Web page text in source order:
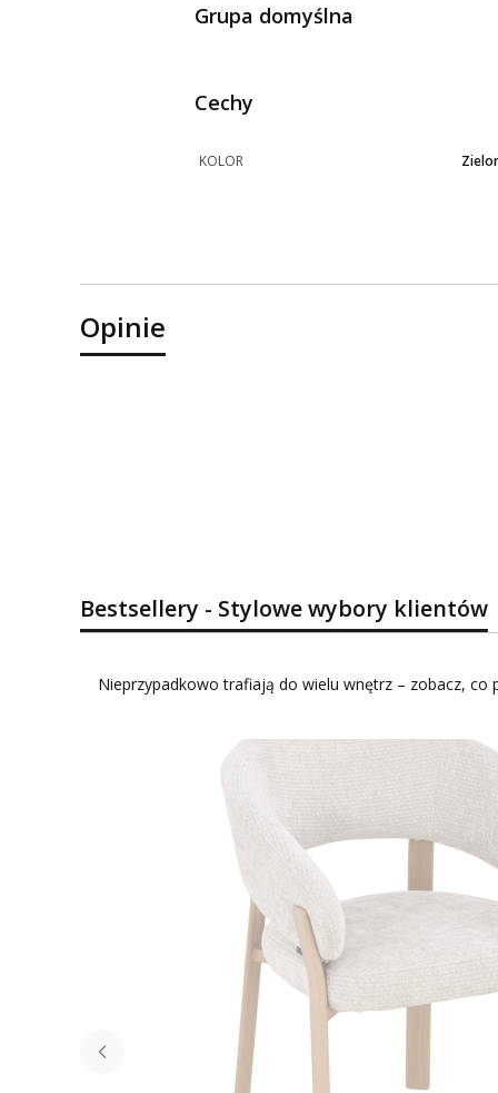
Grupa domyślna
Cechy
KOLOR
Opinie
Bestsellery - Stylowe wybory klientów
Nieprzypadkowo trafiają do wielu wnętrz – zobacz, co